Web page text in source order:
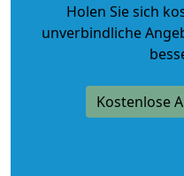
Holen Sie sich
unverbindliche
Kostenlose